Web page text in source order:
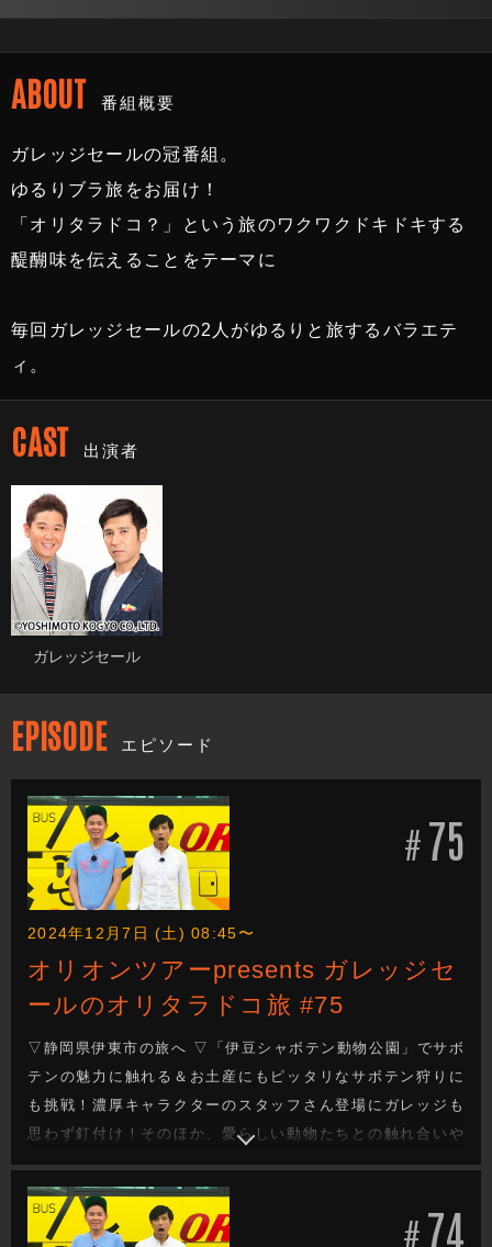
ABOUT 番組概要
ガレッジセールの冠番組。
ゆるりブラ旅をお届け！
「オリタラドコ？」という旅のワクワクドキドキする
醍醐味を伝えることをテーマに
毎回ガレッジセールの2人がゆるりと旅するバラエテ
ィ。
CAST 出演者
ガレッジセール
EPISODE エピソード
#75
2024年12月7日 (土) 08:45〜
オリオンツアーpresents ガレッジセ
ールのオリタラドコ旅 #75
▽静岡県伊東市の旅へ ▽「伊豆シャボテン動物公園」でサボ
テンの魅力に触れる＆お土産にもピッタリなサボテン狩りに
も挑戦！濃厚キャラクターのスタッフさん登場にガレッジも
思わず釘付け！そのほか、愛らしい動物たちとの触れ合いや
大人気！露天風呂につかるカピバラも登場！ ▽今週もガレッ
ジセールのゆるり旅をお届けします
#74